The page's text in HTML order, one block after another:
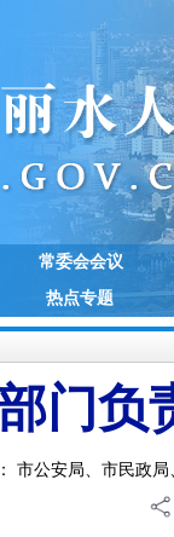
常委会会议
热点专题
门
： 市公安局、市民